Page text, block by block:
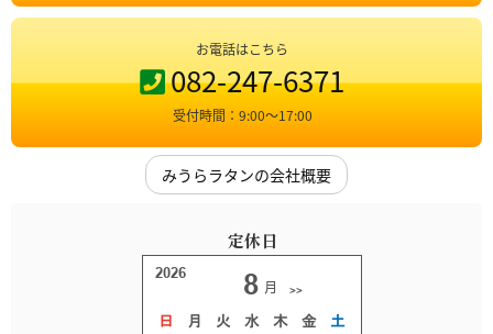
お電話はこちら
082-247-6371
受付時間：9:00〜17:00
みうらラタンの会社概要
定休日